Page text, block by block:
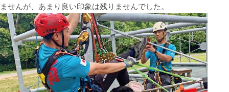
ませんが、あまり良い印象は残りませんでした。